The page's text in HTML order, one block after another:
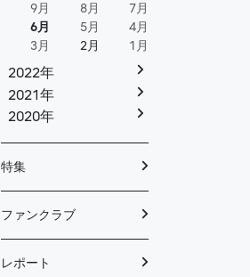
9月
8月
7月
6月
5月
4月
3月
2月 1月
2022年
2021年
2020年
特集
ファンクラブ
レポート